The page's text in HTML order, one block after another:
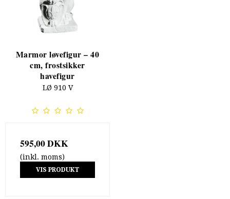
Marmor løvefigur – 40
cm, frostsikker
havefigur
LØ 910 V
595,00 DKK
(inkl. moms)
VIS PRODUKT